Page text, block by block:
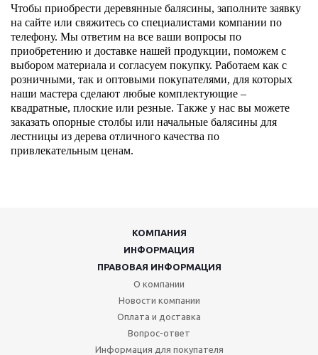
Чтобы приобрести деревянные балясины, заполните заявку
на сайте или свяжитесь со специалистами компании по
телефону. Мы ответим на все ваши вопросы по
приобретению и доставке нашей продукции, поможем с
выбором материала и согласуем покупку. Работаем как с
розничными, так и оптовыми покупателями, для которых
наши мастера сделают любые комплектующие –
квадратные, плоские или резные. Также у нас вы можете
заказать опорные столбы или начальные балясины для
лестницы из дерева отличного качества по
привлекательным ценам.
КОМПАНИЯ
ИНФОРМАЦИЯ
ПРАВОВАЯ ИНФОРМАЦИЯ
О компании
Новости компании
Оплата и доставка
Вопрос-ответ
Информация для покупателя